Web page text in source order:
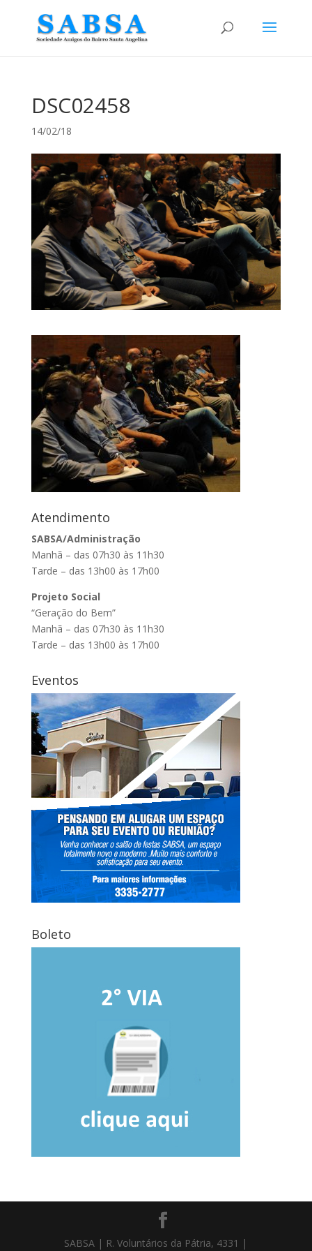
DSC02458
14/02/18
Atendimento
SABSA/Administração
Manhã – das 07h30 às 11h30
Tarde – das 13h00 às 17h00
Projeto Social
“Geração do Bem”
Manhã – das 07h30 às 11h30
Tarde – das 13h00 às 17h00
Eventos
Boleto
SABSA | R. Voluntários da Pátria, 4331 |